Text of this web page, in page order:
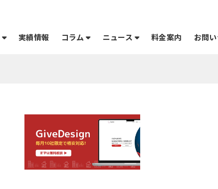
実績情報 コラム ニュース 料金案内 お問